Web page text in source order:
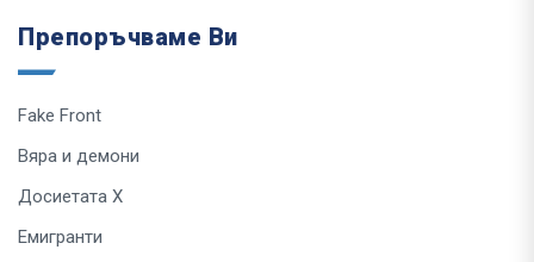
Препоръчваме Ви
Fake Front
Вяра и демони
Досиетата Х
Емигранти